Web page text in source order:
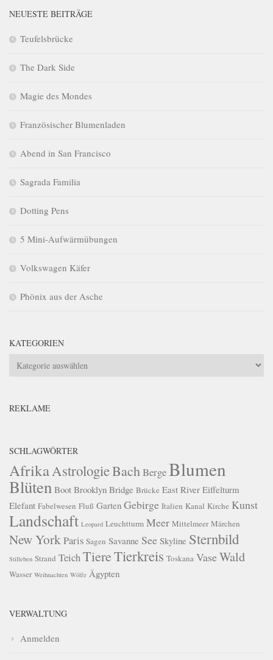
NEUESTE BEITRÄGE
Teufelsbrücke
The Dark Side
Magie des Mondes
Französischer Blumenladen
Abend in San Francisco
Sagrada Familia
Dotting Pens
5 Mini-Aufwärmübungen
Volkswagen Käfer
Phönix aus der Asche
KATEGORIEN
Kategorien
REKLAME
SCHLAGWÖRTER
AfrikaAstrologieBachBergeBlumen
Blüten Boot Brooklyn Bridge Brücke East River Eiffelturm
Elefant Fabelwesen Fluß Garten Gebirge Italien Kanal Kirche Kunst
Landschaft Leopard Leuchtturm Meer Mittelmeer Märchen
New YorkParis Sagen Savanne See Skyline Sternbild
Stilleben Strand TeichTiereTierkreis Toskana VaseWald
Wasser Weihnachten Wölfe Ägypten
VERWALTUNG
Anmelden